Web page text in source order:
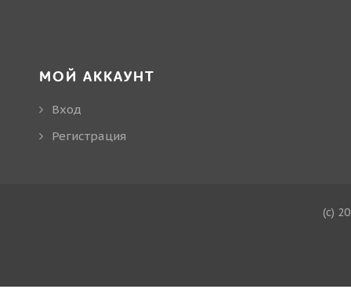
МОЙ АККАУНТ
Вход
Регистрация
(c)